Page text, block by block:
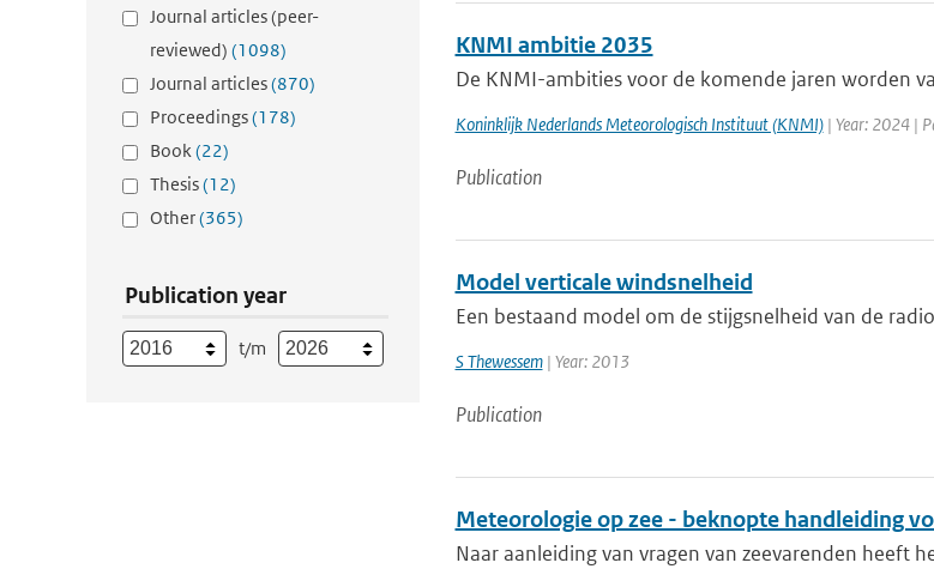
Journal articles (peer-
reviewed) (1098)
Journal articles(870)
Proceedings(178)
Book(22)
Thesis(12)
Other(365)
Publication year
t/m
KNMI ambitie 2035
De KNMI-ambities voor de komende jaren worden
Koninklijk Nederlands Meteorologisch Instituut (KNMI)| Year: 2024 |
Publication
Model verticale windsnelheid
Een bestaand model om de stijgsnelheid van de
S Thewessem| Year: 2013
Publication
Meteorologie op zee - beknopte handleiding
Naar aanleiding van vragen van zeevarenden heeft